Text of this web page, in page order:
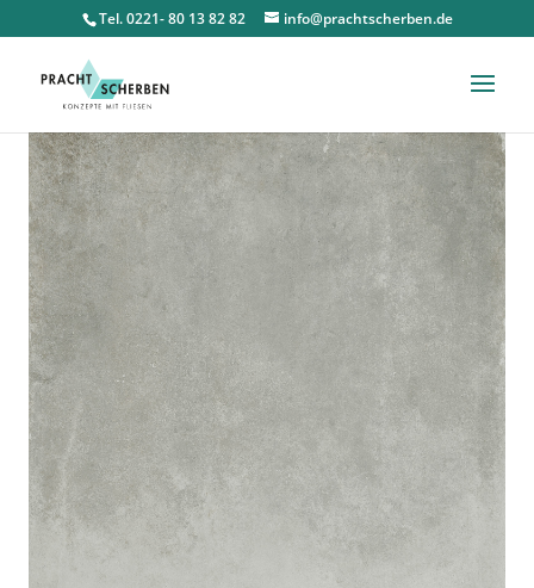
Tel. 0221- 80 13 82 82 info@prachtscherben.de